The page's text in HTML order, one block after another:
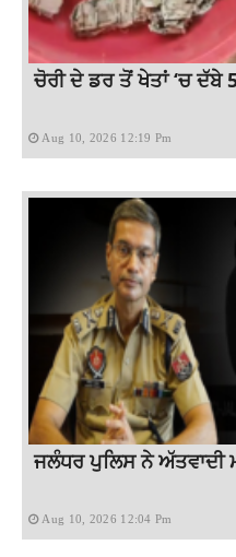
ਚੋਰੀ ਦੇ ਡਰ ਤੋਂ ਖੇਤਾਂ ‘ਚ ਦੱਬੇ
Aug 10, 2026 12:19 Pm
ਜਲੰਧਰ ਪੁਲਿਸ ਨੇ ਅੱਤਵਾਦੀ
Aug 10, 2026 12:04 Pm